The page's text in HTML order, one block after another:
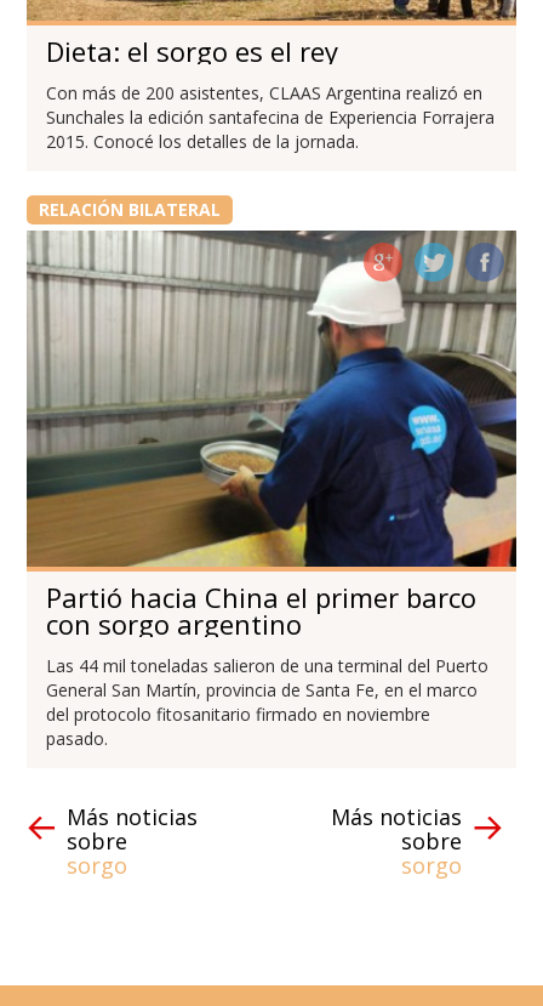
Dieta: el sorgo es el rey
Con más de 200 asistentes, CLAAS Argentina realizó en
Sunchales la edición santafecina de Experiencia Forrajera
2015. Conocé los detalles de la jornada.
RELACIÓN BILATERAL
Partió hacia China el primer barco
con sorgo argentino
Las 44 mil toneladas salieron de una terminal del Puerto
General San Martín, provincia de Santa Fe, en el marco
del protocolo fitosanitario firmado en noviembre
pasado.
Más noticias
sobre
sorgo
Más noticias
sobre
sorgo